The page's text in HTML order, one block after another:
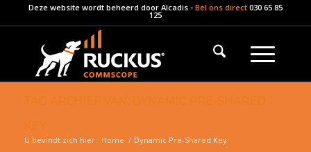
Deze website wordt beheerd door Alcadis- Bel ons direct 030 65 85
125
U bevindt zich hier: Home / Dynamic Pre-Shared Key